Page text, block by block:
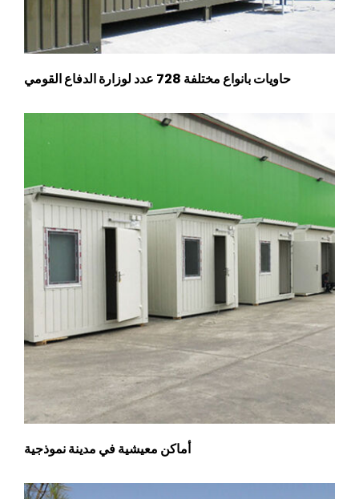
حاويات بانواع مختلفة 728 عدد لوزارة الدفاع القومي
أماكن معيشية في مدينة نموذجية